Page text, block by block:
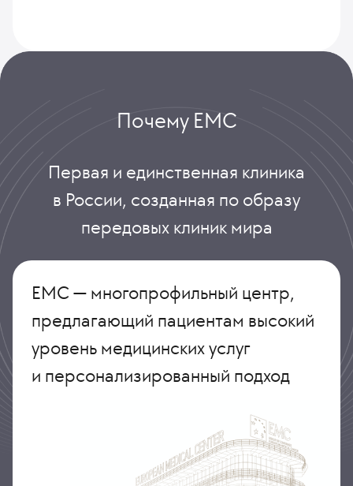
Почему ЕМС
Первая и единственная клиника
в России, созданная по образу
передовых клиник мира
ЕМС — многопрофильный центр,
предлагающий пациентам высокий
уровень медицинских услуг
и персонализированный подход